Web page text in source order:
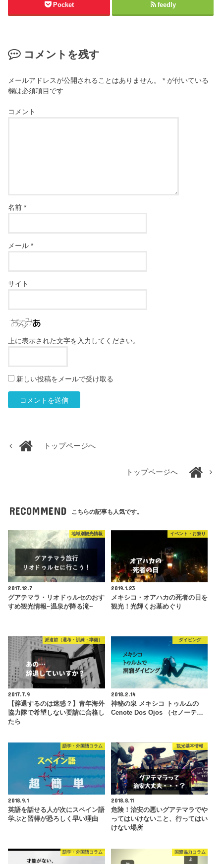
Pocket feedly
コメントを残す
メールアドレスが公開されることはありません。 * が付いている
欄は必須項目です
コメント
名前*
メール*
サイト
上に表示された文字を入力してください。
新しい投稿をメールで受け取る
トップページへ
トップページへ
RECOMMEND こちらの記事も人気です。
地域別観光情報
2017.12.7
グアテマラ・リオドゥルセのおす
すめ観光情報~温泉が降る滝~
イベント・お祭り
2019.1.23
メキシコ・オアハカの死者の日を
観光！光輝くお墓めぐり
派遣前（選考・訓練・準備）
2017.7.9
【辞退するのは迷惑？】青年海外
協力隊で希望しない要請に合格し
たら
ダイビング
2018.2.14
神秘の泉 メキシコ トゥルムの
Cenote Dos Ojos （セノーテ…
語学・外国語コラム
2018.9.1
英語を話せる人が次にスペイン語
学ぶと習得が恐ろしく早い理由
観光基本情報
2018.8.11
危険！治安の悪いグアテマラでや
ってはいけないこと、行ってはい
けない場所
語学・外国語コラム 国際協力コラム